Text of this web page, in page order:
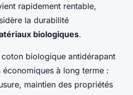
rapidement rentable,
la durabilité
biologiques.
biologique antidérapant
à long terme :
maintien des propriétés